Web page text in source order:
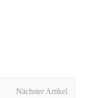
Nächster Artikel